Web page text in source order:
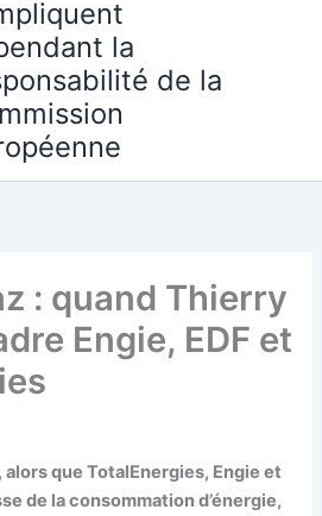
la
de la
: quand Thierry
Engie, EDF et
alors que TotalEnergies, Engie et
de la consommation d’énergie,